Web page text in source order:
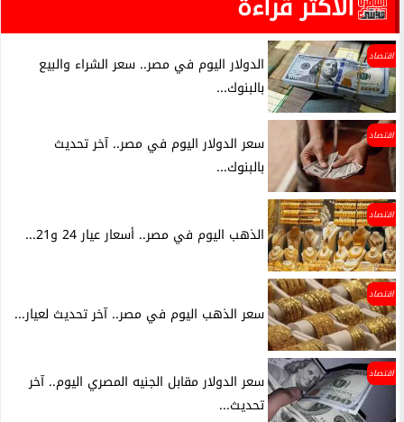
اقتصاد
الدولار اليوم في مصر.. سعر الشراء والبيع
بالبنوك...
اقتصاد
سعر الدولار اليوم في مصر.. آخر تحديث
بالبنوك...
اقتصاد
الذهب اليوم في مصر.. أسعار عيار 24 و21...
اقتصاد
سعر الذهب اليوم في مصر.. آخر تحديث لعيار...
اقتصاد
سعر الدولار مقابل الجنيه المصري اليوم.. آخر
تحديث...